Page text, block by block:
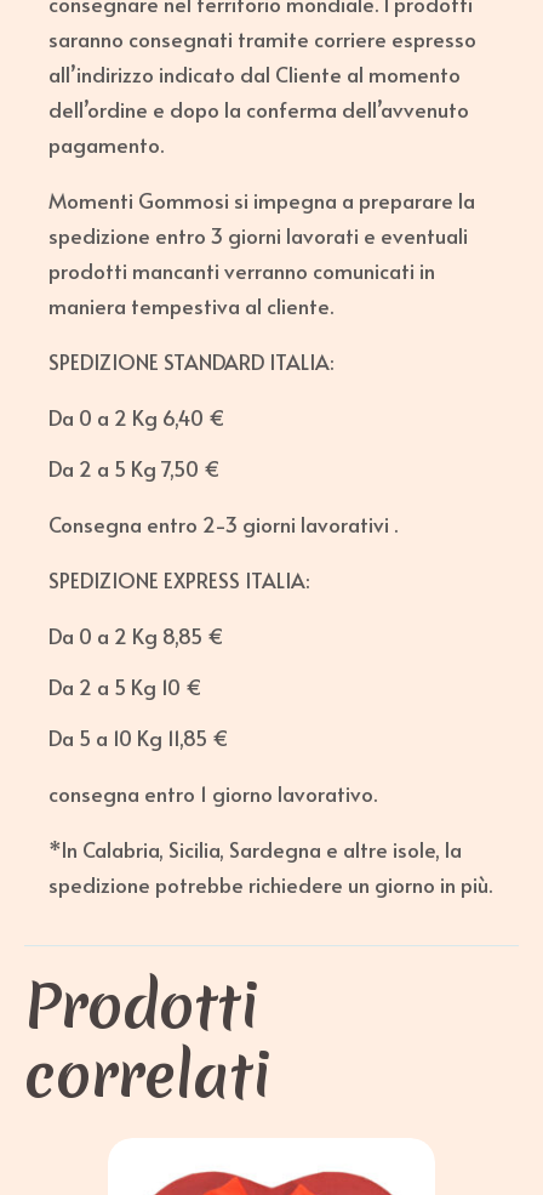
saranno consegnati tramite corriere espresso
all’indirizzo indicato dal Cliente al momento
dell’ordine e dopo la conferma dell’avvenuto
pagamento.
Momenti Gommosi si impegna a preparare la
spedizione entro 3 giorni lavorati e eventuali
prodotti mancanti verranno comunicati in
maniera tempestiva al cliente.
SPEDIZIONE STANDARD ITALIA:
Da 0 a 2 Kg 6,40 €
Da 2 a 5 Kg 7,50 €
Consegna entro 2-3 giorni lavorativi .
SPEDIZIONE EXPRESS ITALIA:
Da 0 a 2 Kg 8,85 €
Da 2 a 5 Kg 10 €
Da 5 a 10 Kg 11,85 €
consegna entro 1 giorno lavorativo.
*In Calabria, Sicilia, Sardegna e altre isole, la
spedizione potrebbe richiedere un giorno in più.
Prodotti
correlati